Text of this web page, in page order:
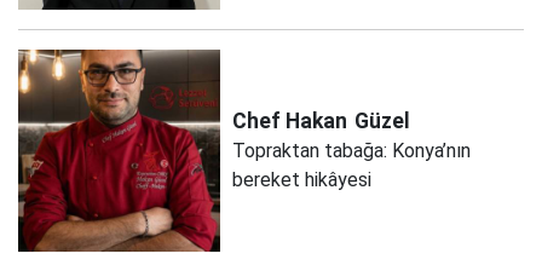
Chef Hakan Güzel
Topraktan tabağa: Konya’nın
bereket hikâyesi